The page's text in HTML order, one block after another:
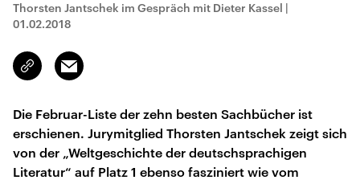
Thorsten Jantschek im Gespräch mit Dieter Kassel |
01.02.2018
Link
kopieren/teilen
Email
Die Februar-Liste der zehn besten Sachbücher ist
erschienen. Jurymitglied Thorsten Jantschek zeigt sich
von der „Weltgeschichte der deutschsprachigen
Literatur“ auf Platz 1 ebenso fasziniert wie vom